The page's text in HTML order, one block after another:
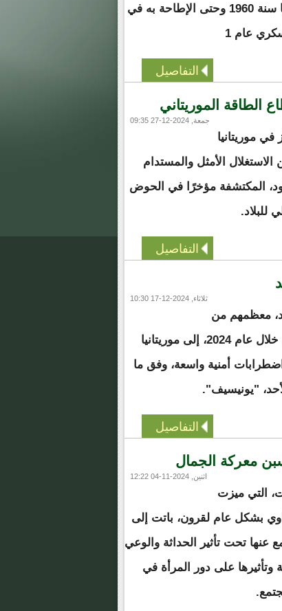
للبلاد والذي قادها منذ استقلالها سنة 1960 وحتى الإطاحة به في
عام 1
التفاصيل
الطاقة الموريتاني
جمعة, 2024-12-27 09:35
موريتانيا
الأمثل والمستدام
المكتشفة مؤخرًا في الحوض
للبلاد.
التفاصيل
ثلاثاء, 2024-12-17 10:30
جديد، معظمهم من
الأطفال والنساء(83 بالمئة)، خلال عام 2024، إلى موريتانيا
أمنية واسعة، وفق ما
"يونيسيف".
التفاصيل
معركة الجمال
اثنين, 2024-11-04 12:22
التي ميزت
بشكل عام لقرون، باتت إلى
تحت تأثير الحداثة والوعي
على دور المرأة في